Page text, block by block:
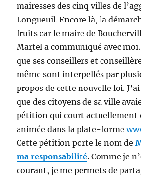
mairesses des cinq villes de
Longueuil. Encore là, la
fruits car le maire de
Martel a communiqué avec
que ses conseillers et
même sont interpellés par
propos de cette nouvelle loi.
que des citoyens de sa ville
pétition qui court actuellement
animée dans la plate-forme
Cette pétition porte le nom de
ma responsabilité. Comme je
courant, je me permets de